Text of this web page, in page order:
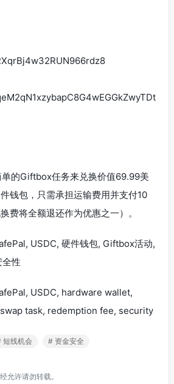
的Giftbox任务来兑换价值69.99美
钱包，只需承担运输费用并支付10
费将全额退还作为优惠之一）。
USDC, 硬件钱包, Giftbox活动,
性
USDC, hardware wallet,
task, redemption fee, security
短线机会 # 资金安全
允许请勿转载。